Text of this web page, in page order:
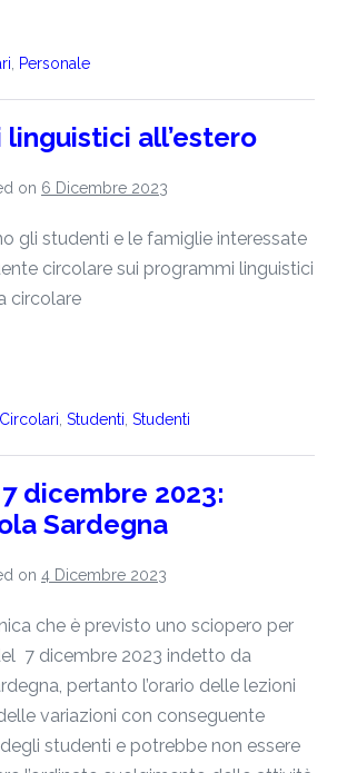
Personale
linguistici all’estero
on 6 Dicembre 2023
gli studenti e le famiglie interessate
circolare sui programmi linguistici
circolare
Circolari Studenti Studenti
7 dicembre 2023:
Sardegna
on 4 Dicembre 2023
che è previsto uno sciopero per
7 dicembre 2023 indetto da
pertanto l’orario delle lezioni
variazioni con conseguente
studenti e potrebbe non essere